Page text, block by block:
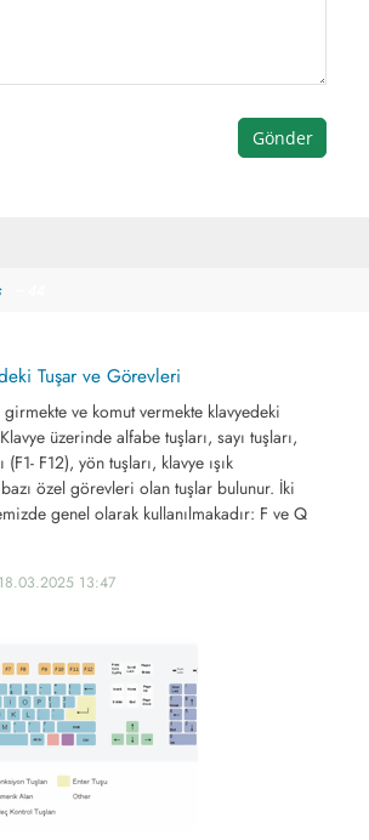
Gönder
Tuşar ve Görevleri
ve komut vermekte klavyedeki
üzerinde alfabe tuşları, sayı tuşları,
F12), yön tuşları, klavye ışık
özel görevleri olan tuşlar bulunur. İki
genel olarak kullanılmakadır: F ve Q
13:47